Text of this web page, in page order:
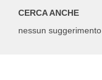
CERCA ANCHE
nessun suggerimento